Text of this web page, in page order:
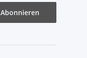
Abonnieren